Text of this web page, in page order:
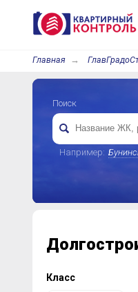
Главная
Поиск
Например:
Класс